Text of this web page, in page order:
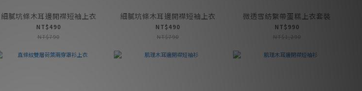
細膩坑條木耳邊開襟短袖上衣
NT$490
NT$790
細膩坑條木耳邊開襟短袖上衣
NT$490
NT$790
微透雪紡繫帶蛋糕上衣套裝
NT$990
NT$1,290